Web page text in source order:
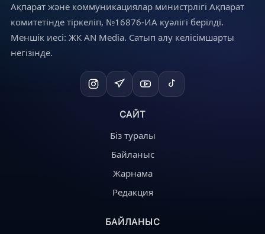
Ақпарат және коммуникациялар министрлігі Ақпарат
комитетінде тіркеліп, №16876-ИА куәлігі берілді.
Меншік иесі: ЖК AN Media. Сатып алу келісімшарты
негізінде.
САЙТ
Біз туралы
Байланыс
Жарнама
Редакция
БАЙЛАНЫС